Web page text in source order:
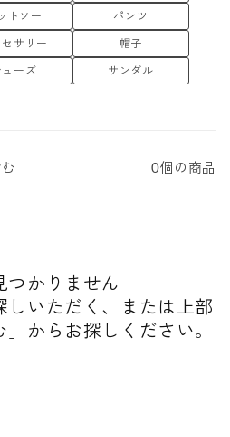
サリー
帽子
トソー
パンツ
サンダル
ューズ
0個の商品
つかりません
しいただく、または上部
からお探しください。